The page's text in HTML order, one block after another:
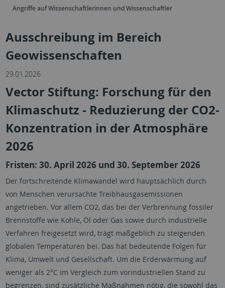
Angriffe auf Wissenschaftlerinnen und Wissenschaftler
Ausschreibung im Bereich
Geowissenschaften
29.01.2026
Vector Stiftung: Forschung für den
Klimaschutz - Reduzierung der CO2-
Konzentration in der Atmosphäre
2026
Fristen: 30. April 2026 und 30. September 2026
Der fortschreitende Klimawandel wird hauptsächlich durch
von Menschen verursachte Treibhausgasemissionen
angetrieben. Vor allem CO2, das bei der Verbrennung fossiler
Brennstoffe wie Kohle, Öl oder Gas sowie durch industrielle
Verfahren freigesetzt wird, trägt maßgeblich zu steigenden
globalen Temperaturen bei. Das hat bedeutende Folgen für
Klima, Umwelt und Gesellschaft. Um die Erderwärmung auf
weniger als 2°C im Vergleich zum vorindustriellen Stand zu
begrenzen, sind zusätzliche Maßnahmen nötig, die sowohl das